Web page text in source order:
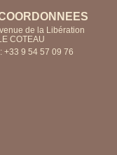
du Rivage
+33 4 70 57 85 24